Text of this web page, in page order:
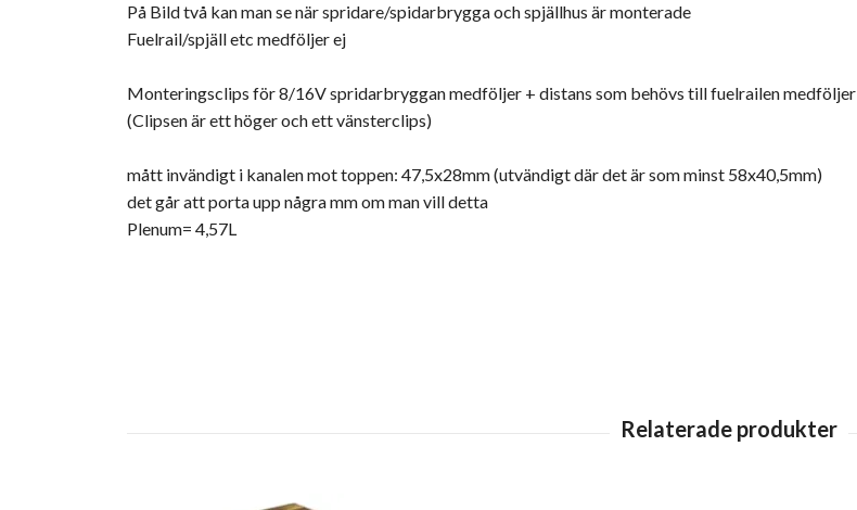
På Bild två kan man se när spridare/spidarbrygga och spjällhus är monterade
Fuelrail/spjäll etc medföljer ej
Monteringsclips för 8/16V spridarbryggan medföljer + distans som behövs till fuelrailen medföljer
(Clipsen är ett höger och ett vänsterclips)
mått invändigt i kanalen mot toppen: 47,5x28mm (utvändigt där det är som minst 58x40,5mm)
det går att porta upp några mm om man vill detta
Plenum= 4,57L